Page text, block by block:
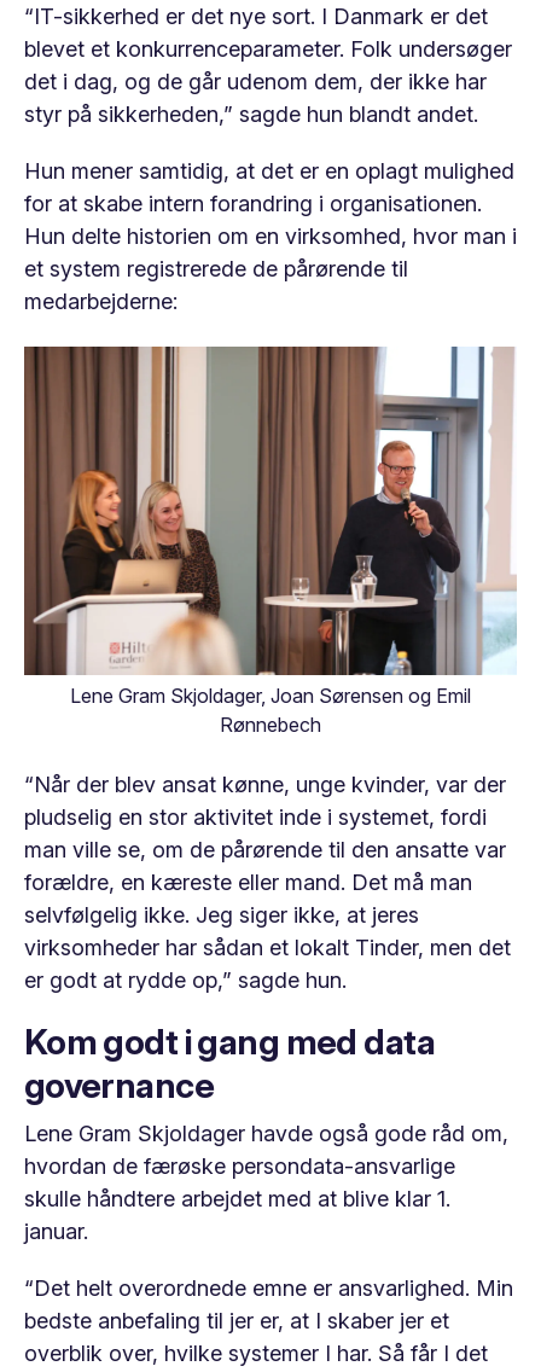
“IT-sikkerhed er det nye sort. I Danmark er det
blevet et konkurrenceparameter. Folk undersøger
det i dag, og de går udenom dem, der ikke har
styr på sikkerheden,” sagde hun blandt andet.
Hun mener samtidig, at det er en oplagt mulighed
for at skabe intern forandring i organisationen.
Hun delte historien om en virksomhed, hvor man i
et system registrerede de pårørende til
medarbejderne:
Lene Gram Skjoldager, Joan Sørensen og Emil
Rønnebech
“Når der blev ansat kønne, unge kvinder, var der
pludselig en stor aktivitet inde i systemet, fordi
man ville se, om de pårørende til den ansatte var
forældre, en kæreste eller mand. Det må man
selvfølgelig ikke. Jeg siger ikke, at jeres
virksomheder har sådan et lokalt Tinder, men det
er godt at rydde op,” sagde hun.
Kom godt i gang med data
governance
Lene Gram Skjoldager havde også gode råd om,
hvordan de færøske persondata-ansvarlige
skulle håndtere arbejdet med at blive klar 1.
januar.
“Det helt overordnede emne er ansvarlighed. Min
bedste anbefaling til jer er, at I skaber jer et
overblik over, hvilke systemer I har. Så får I det